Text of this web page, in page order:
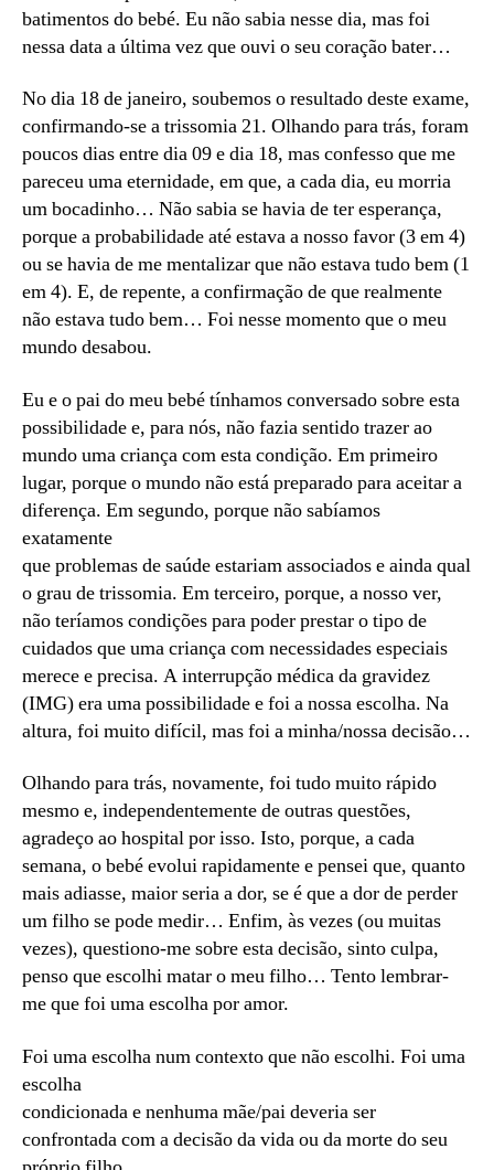
batimentos do bebé. Eu não sabia nesse dia, mas foi
nessa data a última vez que ouvi o seu coração bater…
No dia 18 de janeiro, soubemos o resultado deste exame,
confirmando-se a trissomia 21. Olhando para trás, foram
poucos dias entre dia 09 e dia 18, mas confesso que me
pareceu uma eternidade, em que, a cada dia, eu morria
um bocadinho… Não sabia se havia de ter esperança,
porque a probabilidade até estava a nosso favor (3 em 4)
ou se havia de me mentalizar que não estava tudo bem (1
em 4). E, de repente, a confirmação de que realmente
não estava tudo bem… Foi nesse momento que o meu
mundo desabou.
Eu e o pai do meu bebé tínhamos conversado sobre esta
possibilidade e, para nós, não fazia sentido trazer ao
mundo uma criança com esta condição. Em primeiro
lugar, porque o mundo não está preparado para aceitar a
diferença. Em segundo, porque não sabíamos
exatamente
que problemas de saúde estariam associados e ainda qual
o grau de trissomia. Em terceiro, porque, a nosso ver,
não teríamos condições para poder prestar o tipo de
cuidados que uma criança com necessidades especiais
merece e precisa. A interrupção médica da gravidez
(IMG) era uma possibilidade e foi a nossa escolha. Na
altura, foi muito difícil, mas foi a minha/nossa decisão…
Olhando para trás, novamente, foi tudo muito rápido
mesmo e, independentemente de outras questões,
agradeço ao hospital por isso. Isto, porque, a cada
semana, o bebé evolui rapidamente e pensei que, quanto
mais adiasse, maior seria a dor, se é que a dor de perder
um filho se pode medir… Enfim, às vezes (ou muitas
vezes), questiono-me sobre esta decisão, sinto culpa,
penso que escolhi matar o meu filho… Tento lembrar-
me que foi uma escolha por amor.
Foi uma escolha num contexto que não escolhi. Foi uma
escolha
condicionada e nenhuma mãe/pai deveria ser
confrontada com a decisão da vida ou da morte do seu